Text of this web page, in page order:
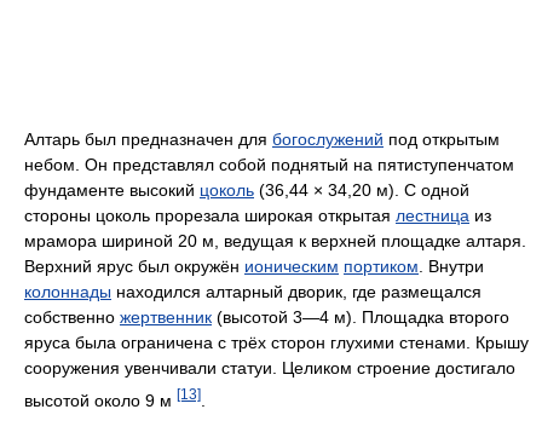
Алтарь был предназначен для богослужений под открытым
небом. Он представлял собой поднятый на пятиступенчатом
фундаменте высокий цоколь (36,44 × 34,20 м). С одной
стороны цоколь прорезала широкая открытая лестница из
мрамора шириной 20 м, ведущая к верхней площадке алтаря.
Верхний ярус был окружён ионическим портиком . Внутри
колоннады находился алтарный дворик, где размещался
собственно жертвенник (высотой 3—4 м). Площадка второго
яруса была ограничена с трёх сторон глухими стенами. Крышу
сооружения увенчивали статуи. Целиком строение достигало
высотой около 9 м [13]